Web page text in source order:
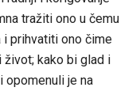
tražiti ono u čemu
i prihvatiti ono čime
kako bi glad i
je na